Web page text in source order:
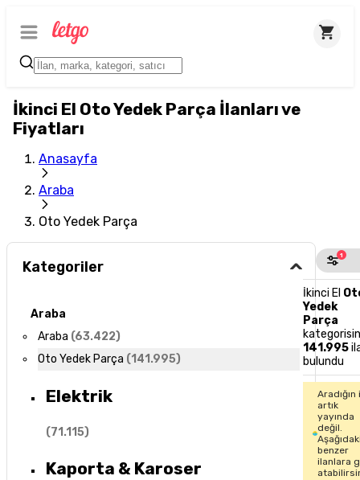
İkinci El Oto Yedek Parça İlanları ve
Fiyatları
Anasayfa
Araba
Oto Yedek Parça
Kategoriler
Araba
Araba (63.422)
Oto Yedek Parça (141.995)
Elektrik
(71.115)
Kaporta & Karoser
1
İkinci El
Yedek
Parça
141.995
bulundu
Aradığın
artık
yayında
değil.
benzer
ilanlara